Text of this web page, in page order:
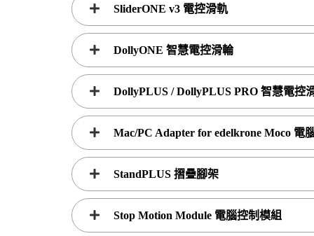
SliderONE v3 電控滑軌
DollyONE 智慧電控滑輪
DollyPLUS / DollyPLUS PRO 智慧電控
Mac/PC Adapter for edelkrone Moco 電
StandPLUS 摺疊腳架
Stop Motion Module 電腦控制模組